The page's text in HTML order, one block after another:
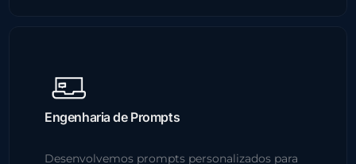
Engenharia de Prompts
Desenvolvemos prompts personalizados para